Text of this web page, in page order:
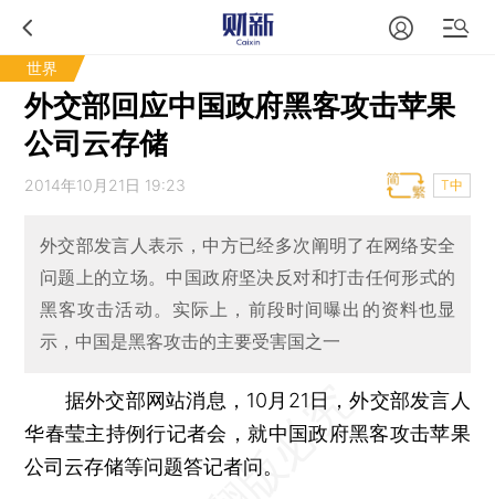
世界
外交部回应中国政府黑客攻击苹果
公司云存储
2014年10月21日 19:23 T中
外交部发言人表示，中方已经多次阐明了在网络安全
问题上的立场。中国政府坚决反对和打击任何形式的
黑客攻击活动。实际上，前段时间曝出的资料也显
示，中国是黑客攻击的主要受害国之一
据外交部网站消息，10月21日，外交部发言人
华春莹主持例行记者会，就中国政府黑客攻击苹果
公司云存储等问题答记者问。